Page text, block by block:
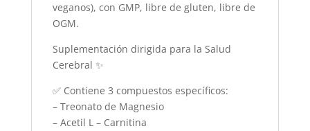
veganos), con GMP, libre de gluten, libre de
OGM.
Suplementación dirigida para la Salud
Cerebral ✨
✅ Contiene 3 compuestos específicos:
– Treonato de Magnesio
– Acetil L – Carnitina